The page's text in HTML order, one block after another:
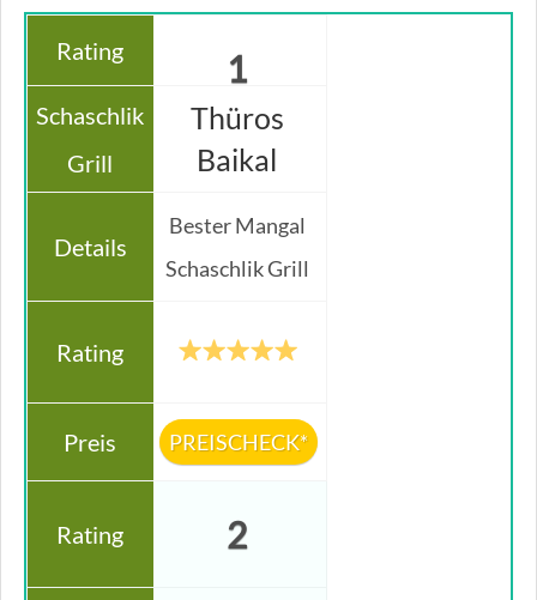
1
Thüros
Baikal
Bester Mangal
Schaschlik Grill
PREISCHECK*
2